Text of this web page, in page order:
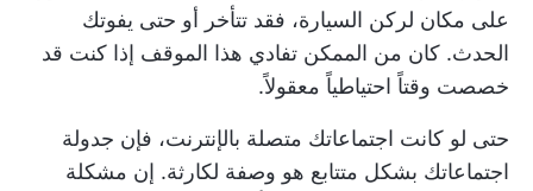
على مكان لركن السيارة، فقد تتأخر أو حتى يفوتك
الحدث. كان من الممكن تفادي هذا الموقف إذا كنت قد
خصصت وقتاً احتياطياً معقولاً.
حتى لو كانت اجتماعاتك متصلة بالإنترنت، فإن جدولة
اجتماعاتك بشكل متتابع هو وصفة لكارثة. إن مشكلة